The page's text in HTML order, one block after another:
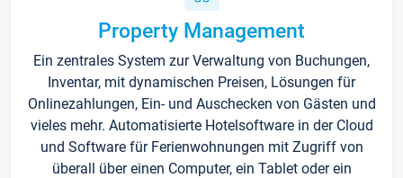
Property Management
Ein zentrales System zur Verwaltung von Buchungen,
Inventar, mit dynamischen Preisen, Lösungen für
Onlinezahlungen, Ein- und Auschecken von Gästen und
vieles mehr. Automatisierte Hotelsoftware in der Cloud
und Software für Ferienwohnungen mit Zugriff von
überall über einen Computer, ein Tablet oder ein